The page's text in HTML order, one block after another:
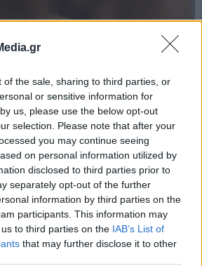
of the sale, sharing to third parties, or
or sensitive information for
us, please use the below opt-out
selection. Please note that after your
you may continue seeing
on personal information utilized by
disclosed to third parties prior to
separately opt-out of the further
information by third parties on the
participants. This information may
to third parties on the IAB’s List of
that may further disclose it to other
στο newsletter